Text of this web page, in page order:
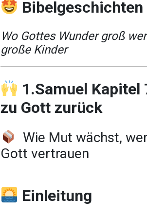
Wo Gottes Wunder groß
große Kinder
1.Samuel
zu Gott zurück
Wie Mut wächst,
Gott vertrauen
Einleitung